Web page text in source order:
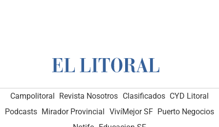
Campolitoral Revista Nosotros Clasificados CYD Litoral
Podcasts Mirador Provincial VivíMejor SF Puerto Negocios